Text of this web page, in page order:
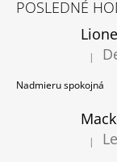
POSLEDNÉ
|
Nadmieru spokojná
|